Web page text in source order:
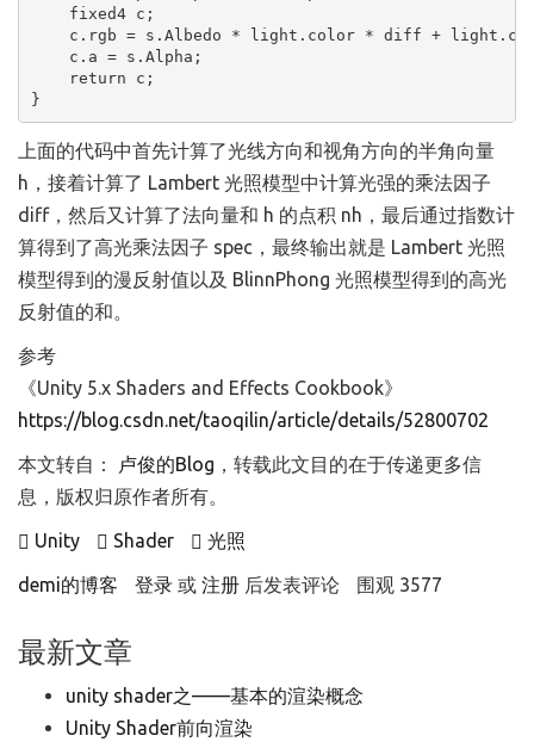
    fixed4 c;
c.rgb = s.Albedo * light.color * diff +
    c.a = s.Alpha;
    return c;
}
上面的代码中首先计算了光线方向和视角方向的半角向量
h，接着计算了 Lambert 光照模型中计算光强的乘法因子
diff，然后又计算了法向量和 h 的点积 nh，最后通过指数计
算得到了高光乘法因子 spec，最终输出就是 Lambert 光照
模型得到的漫反射值以及 BlinnPhong 光照模型得到的高光
反射值的和。
参考
《Unity 5.x Shaders and Effects Cookbook》
https://blog.csdn.net/taoqilin/article/details/52800702
本文转自： 卢俊的Blog ，转载此文目的在于传递更多信
息，版权归原作者所有。
Unity Shader 光照
demi的博客 登录 或 注册 后发表评论 围观 3577
最新文章
unity shader之——基本的渲染概念
Unity Shader前向渲染